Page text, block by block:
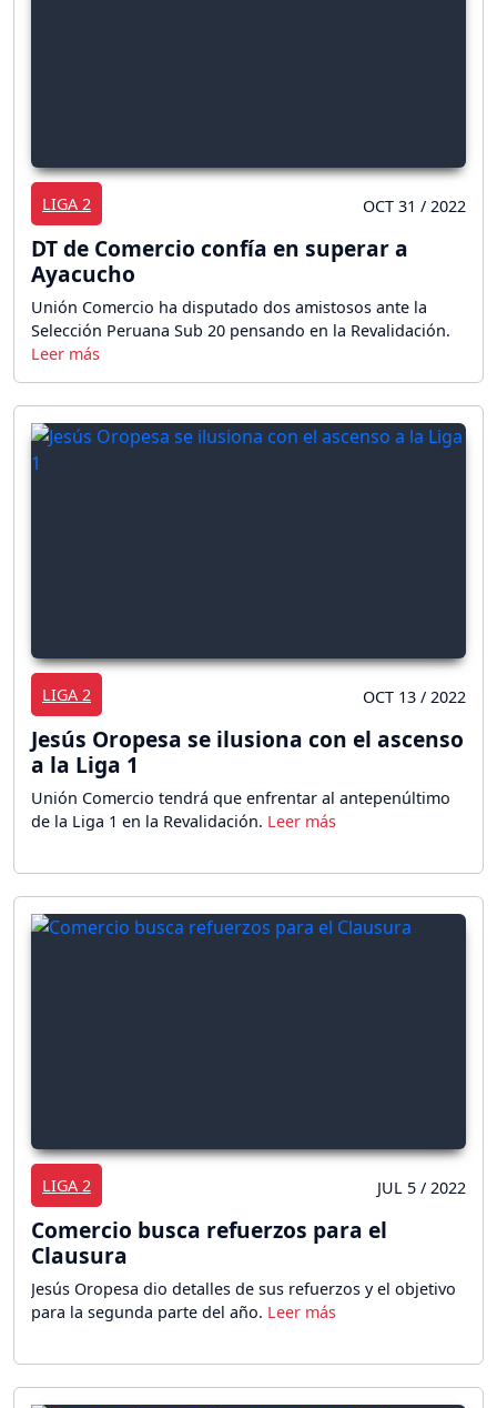
LIGA 2 OCT 31 / 2022
DT de Comercio confía en superar a
Ayacucho
Unión Comercio ha disputado dos amistosos ante la
Selección Peruana Sub 20 pensando en la Revalidación.
LIGA 2 OCT 13 / 2022
Jesús Oropesa se ilusiona con el ascenso
a la Liga 1
Unión Comercio tendrá que enfrentar al antepenúltimo
de la Liga 1 en la Revalidación.
LIGA 2 JUL 5 / 2022
Comercio busca refuerzos para el
Clausura
Jesús Oropesa dio detalles de sus refuerzos y el objetivo
para la segunda parte del año.